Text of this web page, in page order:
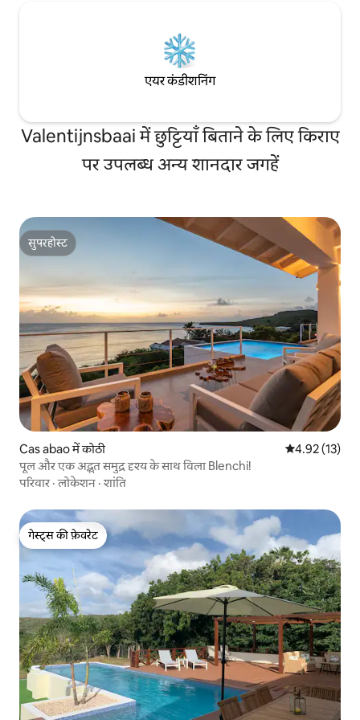
एयर कंडीशनिंग
Valentijnsbaai में छुट्टियाँ बिताने के लिए किराए
पर उपलब्ध अन्य शानदार जगहें
सुपरहोस्ट
सुपरहोस्ट
Cas abao में कोठी औसत रेटिंग 5 में
4.92 (13)
पूल और एक अद्भुत समुद्र दृश्य के साथ विला Blenchi!
परिवार ·लोकेशन ·शांति
गेस्ट्स की फ़ेवरेट
गेस्ट्स की फ़ेवरेट